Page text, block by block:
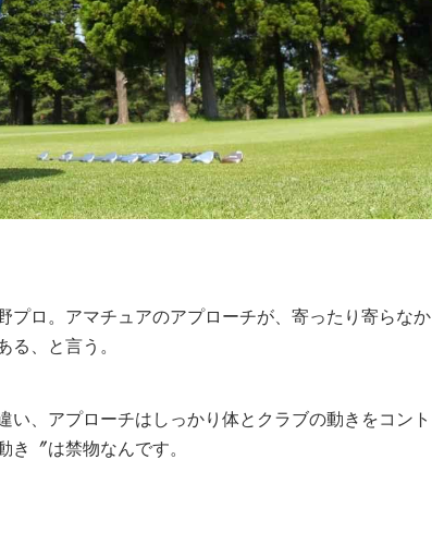
ロ。アマチュアのアプローチが、寄ったり寄らなか
、と言う。
、アプローチはしっかり体とクラブの動きをコント
〞は禁物なんです。